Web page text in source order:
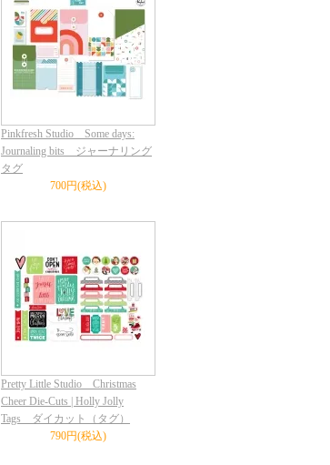
Pinkfresh Studio Some days:
Journaling bits ジャーナリング
タグ
700円(税込)
Pretty Little Studio Christmas
Cheer Die-Cuts | Holly Jolly
Tags ダイカット（タグ）
790円(税込)